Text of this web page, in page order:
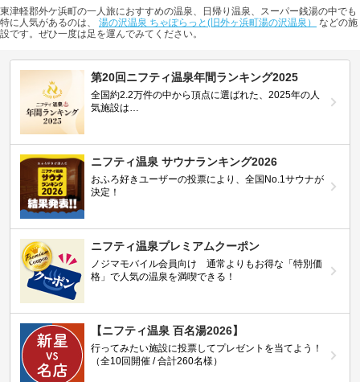
東津軽郡外ケ浜町の一人旅におすすめの温泉、日帰り温泉、スーパー銭湯の中でも
特に人気があるのは、 湯の沢温泉 ちゃぽらっと(旧外ヶ浜町湯の沢温泉）
などの施
設です。ぜひ一度は足を運んでみてください。
第20回ニフティ温泉年間ランキング2025
全国約2.2万件の中から頂点に選ばれた、2025年の人
気施設は…
ニフティ温泉 サウナランキング2026
おふろ好きユーザーの投票により、全国No.1サウナが
決定！
ニフティ温泉プレミアムクーポン
ノジマモバイル会員向け 通常よりもお得な「特別価
格」で人気の温泉を満喫できる！
【ニフティ温泉 百名湯2026】
行ってみたい施設に投票してプレゼントを当てよう！
（全10回開催 / 合計260名様）